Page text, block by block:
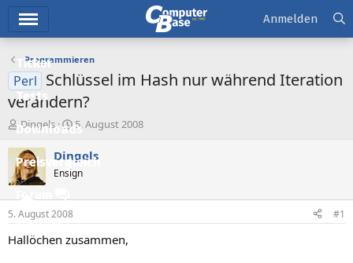
Ticker
Tests
Downloads
Preisvergleich
Forum
Aktuelles
Anmelden
Programmieren
Perl Schlüssel im Hash nur während Iteration
verändern?
E
r
s
t
e
l
e
r
Dingels
E
r
s
t
e
t
a
5. August 2008
Dingels
Ensign
5. August 2008 #1
Hallöchen zusammen,